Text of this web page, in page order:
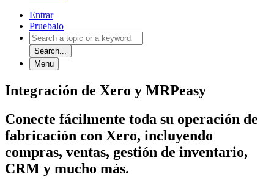
Entrar
Pruebalo
Search...
Menu
Integración de Xero y MRPeasy
Conecte fácilmente toda su operación de
fabricación con Xero, incluyendo
compras, ventas, gestión de inventario,
CRM y mucho más.